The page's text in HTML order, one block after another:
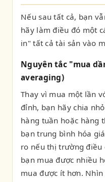
Nếu sau tất cả, bạn
hãy làm điều đó một
in" tất cả tài sản vào
Nguyên tắc "mua
averaging)
Thay vì mua một lần
đỉnh, bạn hãy chia
hàng tuần hoặc hàng
bạn trung bình hóa
ro nếu thị trường điều
bạn mua được nhiều
mua được ít hơn.